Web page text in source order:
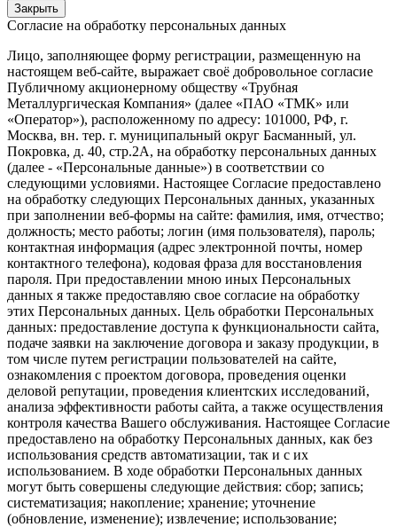
Закрыть
Согласие на обработку персональных данных
Лицо, заполняющее форму регистрации, размещенную на
настоящем веб-сайте, выражает своё добровольное согласие
Публичному акционерному обществу «Трубная
Металлургическая Компания» (далее «ПАО «ТМК» или
«Оператор»), расположенному по адресу: 101000, РФ, г.
Москва, вн. тер. г. муниципальный округ Басманный, ул.
Покровка, д. 40, стр.2А, на обработку персональных данных
(далее - «Персональные данные») в соответствии со
следующими условиями. Настоящее Согласие предоставлено
на обработку следующих Персональных данных, указанных
при заполнении веб-формы на сайте: фамилия, имя, отчество;
должность; место работы; логин (имя пользователя), пароль;
контактная информация (адрес электронной почты, номер
контактного телефона), кодовая фраза для восстановления
пароля. При предоставлении мною иных Персональных
данных я также предоставляю свое согласие на обработку
этих Персональных данных. Цель обработки Персональных
данных: предоставление доступа к функциональности сайта,
подаче заявки на заключение договора и заказу продукции, в
том числе путем регистрации пользователей на сайте,
ознакомления с проектом договора, проведения оценки
деловой репутации, проведения клиентских исследований,
анализа эффективности работы сайта, а также осуществления
контроля качества Вашего обслуживания. Настоящее Согласие
предоставлено на обработку Персональных данных, как без
использования средств автоматизации, так и с их
использованием. В ходе обработки Персональных данных
могут быть совершены следующие действия: сбор; запись;
систематизация; накопление; хранение; уточнение
(обновление, изменение); извлечение; использование;